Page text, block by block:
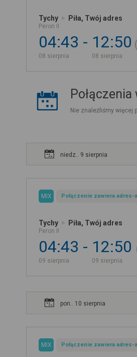
Tychy
Peron II
Piła, Twój adres
04:43
08 sierpnia
12:50
08 sierpnia
Nie znaleźliśmy więcej
niedz.. 9 sierpnia
MIX Połączenie zawiera adres-
Tychy
Peron II
Piła, Twój adres
04:43
09 sierpnia
12:50
09 sierpnia
pon.. 10 sierpnia
MIX Połączenie zawiera adres-